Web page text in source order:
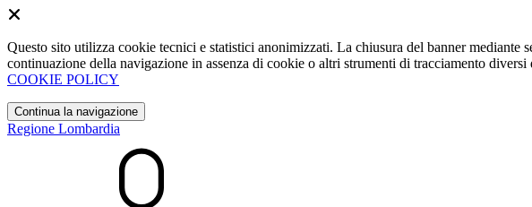
Questo sito utilizza cookie tecnici e statistici anonimizzati. La chiusura del banner
continuazione della navigazione in assenza di cookie o altri strumenti di tracciamento diversi
COOKIE POLICY
Continua la navigazione
Regione Lombardia